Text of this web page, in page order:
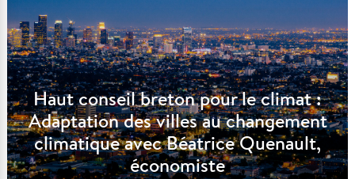
Haut conseil breton pour le climat :
Adaptation des villes au changement
climatique avec Béatrice Quenault,
économiste